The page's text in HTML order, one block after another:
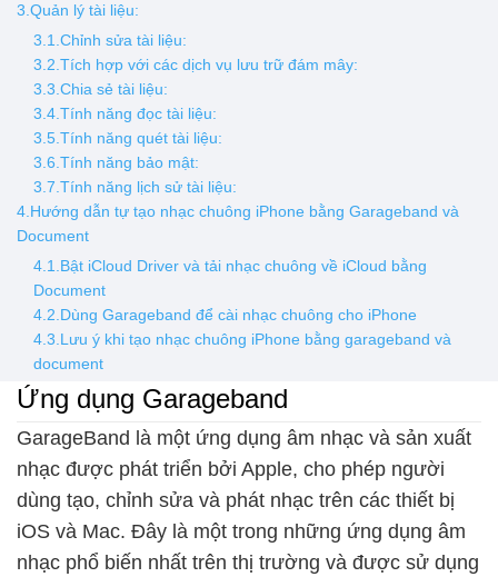
3.Quản lý tài liệu:
3.1.Chỉnh sửa tài liệu:
3.2.Tích hợp với các dịch vụ lưu trữ đám mây:
3.3.Chia sẻ tài liệu:
3.4.Tính năng đọc tài liệu:
3.5.Tính năng quét tài liệu:
3.6.Tính năng bảo mật:
3.7.Tính năng lịch sử tài liệu:
4.Hướng dẫn tự tạo nhạc chuông iPhone bằng Garageband và
Document
4.1.Bật iCloud Driver và tải nhạc chuông về iCloud bằng
Document
4.2.Dùng Garageband để cài nhạc chuông cho iPhone
4.3.Lưu ý khi tạo nhạc chuông iPhone bằng garageband và
document
Ứng dụng Garageband
GarageBand là một ứng dụng âm nhạc và sản xuất
nhạc được phát triển bởi Apple, cho phép người
dùng tạo, chỉnh sửa và phát nhạc trên các thiết bị
iOS và Mac. Đây là một trong những ứng dụng âm
nhạc phổ biến nhất trên thị trường và được sử dụng